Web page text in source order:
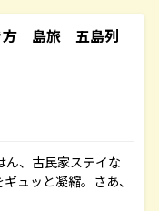
方 島旅 五島列
ん、古民家ステイな
ュッと凝縮。さあ、